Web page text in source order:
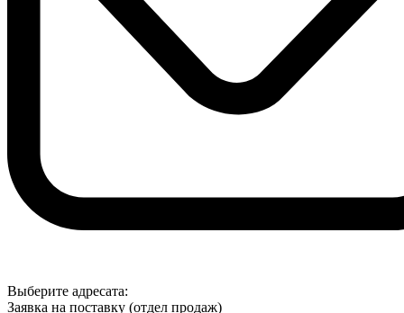
Выберите адресата:
Заявка на поставку (отдел продаж)